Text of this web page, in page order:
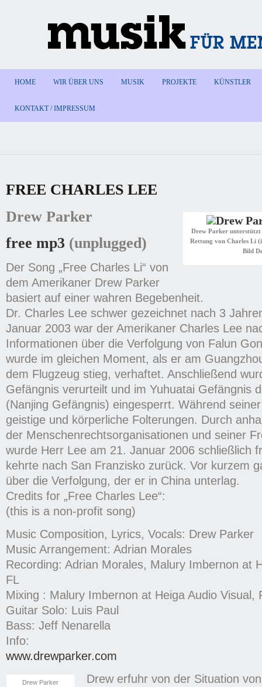
HOME WIR ÜBER UNS MUSIK PROJEKTE KÜNSTLER
KONTAKT / IMPRESSUM
FREE CHARLES LEE
Drew Parker
Rettung von Charles Li
Bild
Drew Parker
free mp3 (unplugged)
Der Song „Free Charles Li“ von
dem Amerikaner Drew Parker
basiert auf einer wahren Begebenheit.
Dr. Charles Lee schwer gezeichnet nach 3
Januar 2003 war der Amerikaner Charles Lee
Informationen über die Verfolgung von Falun
wurde im gleichen Moment, als er am
dem Flugzeug stieg, verhaftet. Anschließend
Gefängnis verurteilt und im Yuhuatai Gefängnis
(Nanjing Gefängnis) eingesperrt. Während
geistige und körperliche Folterungen. Durch
der Menschenrechtsorganisationen und seiner
wurde Herr Lee am 21. Januar 2006 schließlich
kehrte nach San Franzisko zurück. Vor kurzem
über die Verfolgung, der er in China unterlag.
Credits for „Free Charles Lee“:
(this is a non-profit song)
Music Composition, Lyrics, Vocals: Drew Parker
Music Arrangement: Adrian Morales
Recording: Adrian Morales, Malury Imbernon at
FL
Mixing : Malury Imbernon at Heiga Audio Visual,
Guitar Solo: Luis Paul
Bass: Jeff Nenarella
Info:
www.drewparker.com
Drew Parker
Drew erfuhr von der Situation